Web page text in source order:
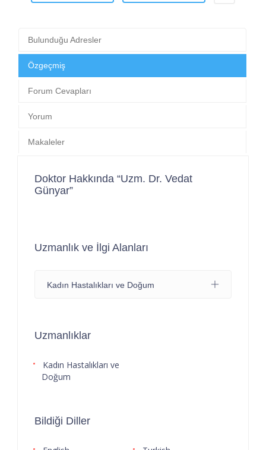
Bulunduğu Adresler
Özgeçmiş
Forum Cevapları
Yorum
Makaleler
Doktor Hakkında “Uzm. Dr. Vedat
Günyar”
Uzmanlık ve İlgi Alanları
Kadın Hastalıkları ve Doğum
Uzmanlıklar
Kadın Hastalıkları ve
Doğum
Bildiği Diller